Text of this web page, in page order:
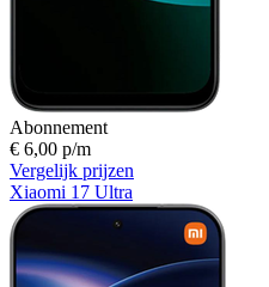
Abonnement
€ 6,00 p/m
Vergelijk prijzen
Xiaomi 17 Ultra